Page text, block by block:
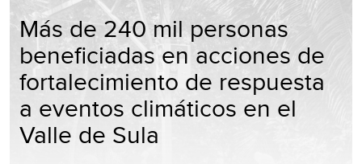
Más de 240 mil personas
beneficiadas en acciones de
fortalecimiento de respuesta
a eventos climáticos en el
Valle de Sula